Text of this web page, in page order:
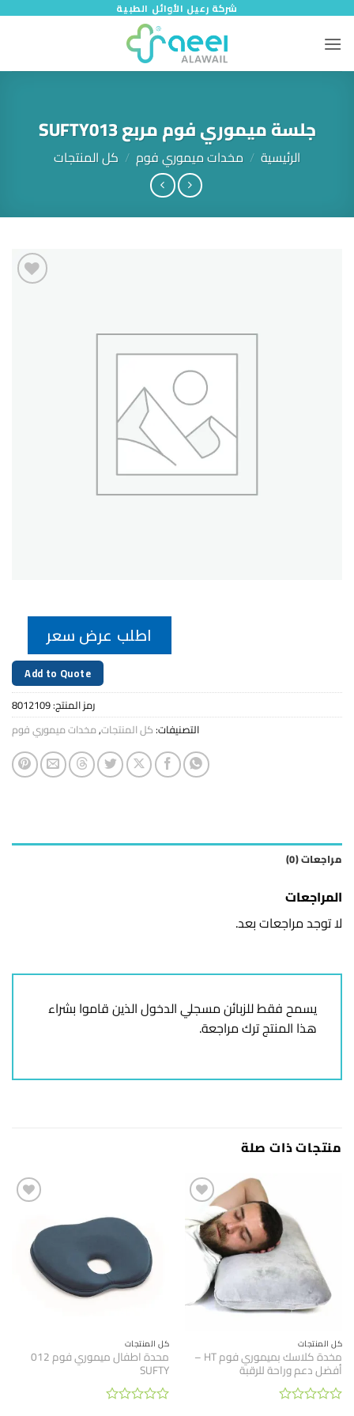
شركة رعيل الأوائل الطبية
جلسة ميموري فوم مربع SUFTY013
الرئيسية / مخدات ميموري فوم / كل المنتجات
اطلب عرض سعر
Add to Quote
رمز المنتج:8012109
التصنيفات:كل المنتجات,مخدات ميموري فوم
مراجعات (0)
المراجعات
لا توجد مراجعات بعد.
يسمح فقط للزبائن مسجلي الدخول الذين قاموا بشراء
هذا المنتج ترك مراجعة.
منتجات ذات صلة
كل المنتجات
مخدة كلاسك بميموري فوم HT –
أفضل دعم وراحة للرقبة
كل المنتجات
محدة اطفال ميموري فوم 012
SUFTY